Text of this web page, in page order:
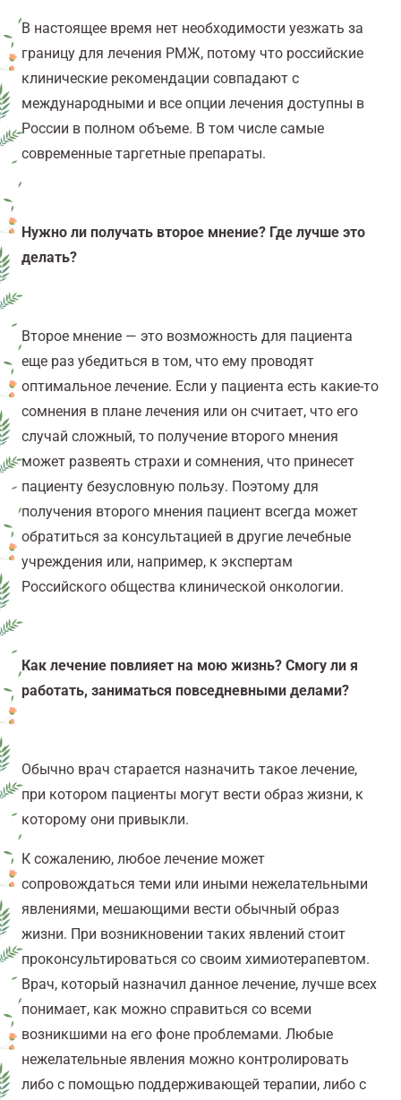
В настоящее время нет необходимости уезжать за
границу для лечения РМЖ, потому что российские
клинические рекомендации совпадают с
международными и все опции лечения доступны в
России в полном объеме. В том числе самые
современные таргетные препараты.
Нужно ли получать второе мнение? Где лучше это
делать?
Второе мнение — это возможность для пациента
еще раз убедиться в том, что ему проводят
оптимальное лечение. Если у пациента есть какие-то
сомнения в плане лечения или он считает, что его
случай сложный, то получение второго мнения
может развеять страхи и сомнения, что принесет
пациенту безусловную пользу. Поэтому для
получения второго мнения пациент всегда может
обратиться за консультацией в другие лечебные
учреждения или, например, к экспертам
Российского общества клинической онкологии.
Как лечение повлияет на мою жизнь? Смогу ли я
работать, заниматься повседневными делами?
Обычно врач старается назначить такое лечение,
при котором пациенты могут вести образ жизни, к
которому они привыкли.
К сожалению, любое лечение может
сопровождаться теми или иными нежелательными
явлениями, мешающими вести обычный образ
жизни. При возникновении таких явлений стоит
проконсультироваться со своим химиотерапевтом.
Врач, который назначил данное лечение, лучше всех
понимает, как можно справиться со всеми
возникшими на его фоне проблемами. Любые
нежелательные явления можно контролировать
либо с помощью поддерживающей терапии, либо с